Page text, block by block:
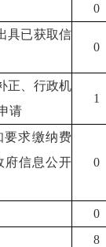
0
具已获取信
0
正、行政机
请
1
要求缴纳费
府信息公开
0
0
8